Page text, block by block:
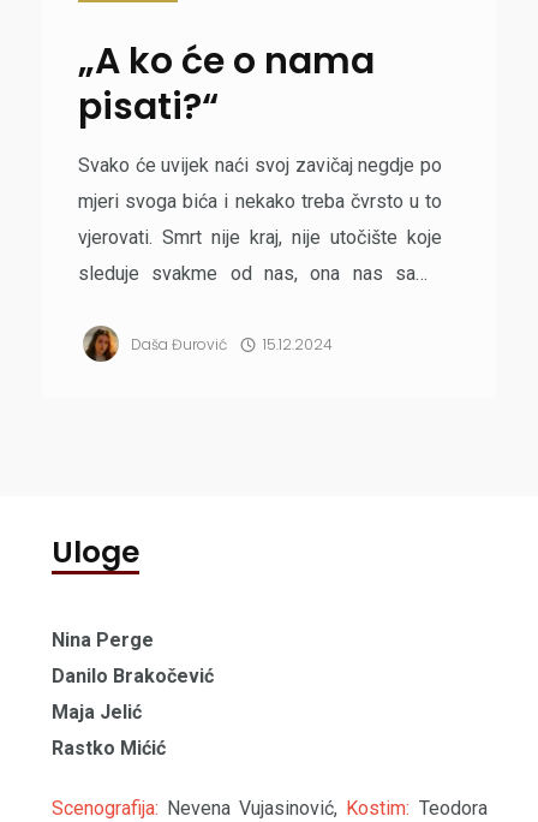
„A ko će o nama
pisati?“
Svako će uvijek naći svoj zavičaj negdje po
mjeri svoga bića i nekako treba čvrsto u to
vjerovati. Smrt nije kraj, nije utočište koje
sleduje svakme od nas, ona nas samo
vidi čak i naš odraz. Predstava Kepler 452-
Daša Đurović 15.12.2024
Uloge
Nina Perge
Danilo Brakočević
Maja Jelić
Rastko Mićić
Scenografija: Nevena Vujasinović, Kostim: Teodora